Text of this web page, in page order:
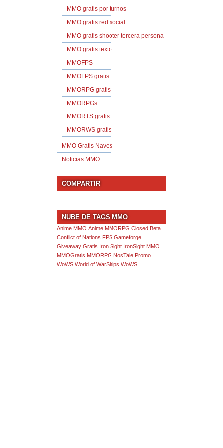
MMO gratis por turnos
MMO gratis red social
MMO gratis shooter tercera persona
MMO gratis texto
MMOFPS
MMOFPS gratis
MMORPG gratis
MMORPGs
MMORTS gratis
MMORWS gratis
MMO Gratis Naves
Noticias MMO
COMPARTIR
NUBE DE TAGS MMO
Anime MMO Anime MMORPG Closed Beta
Conflict of Nations FPS Gameforge
Giveaway Gratis Iron Sight IronSight MMO
MMOGratis MMORPG NosTale Promo
WoWS World of WarShips WoWS